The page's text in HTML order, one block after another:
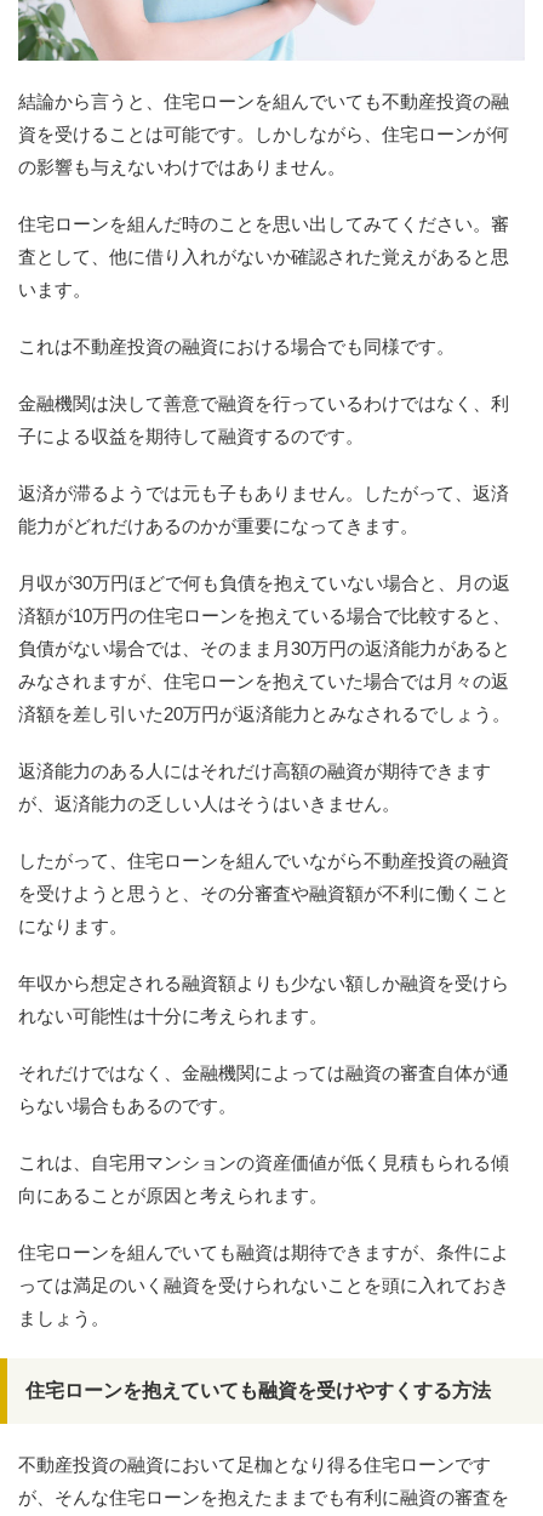
結論から言うと、住宅ローンを組んでいても不動産投資の融
資を受けることは可能です。しかしながら、住宅ローンが何
の影響も与えないわけではありません。
住宅ローンを組んだ時のことを思い出してみてください。審
査として、他に借り入れがないか確認された覚えがあると思
います。
これは不動産投資の融資における場合でも同様です。
金融機関は決して善意で融資を行っているわけではなく、利
子による収益を期待して融資するのです。
返済が滞るようでは元も子もありません。したがって、返済
能力がどれだけあるのかが重要になってきます。
月収が30万円ほどで何も負債を抱えていない場合と、月の返
済額が10万円の住宅ローンを抱えている場合で比較すると、
負債がない場合では、そのまま月30万円の返済能力があると
みなされますが、住宅ローンを抱えていた場合では月々の返
済額を差し引いた20万円が返済能力とみなされるでしょう。
返済能力のある人にはそれだけ高額の融資が期待できます
が、返済能力の乏しい人はそうはいきません。
したがって、住宅ローンを組んでいながら不動産投資の融資
を受けようと思うと、その分審査や融資額が不利に働くこと
になります。
年収から想定される融資額よりも少ない額しか融資を受けら
れない可能性は十分に考えられます。
それだけではなく、金融機関によっては融資の審査自体が通
らない場合もあるのです。
これは、自宅用マンションの資産価値が低く見積もられる傾
向にあることが原因と考えられます。
住宅ローンを組んでいても融資は期待できますが、条件によ
っては満足のいく融資を受けられないことを頭に入れておき
ましょう。
住宅ローンを抱えていても融資を受けやすくする方法
不動産投資の融資において足枷となり得る住宅ローンです
が、そんな住宅ローンを抱えたままでも有利に融資の審査を